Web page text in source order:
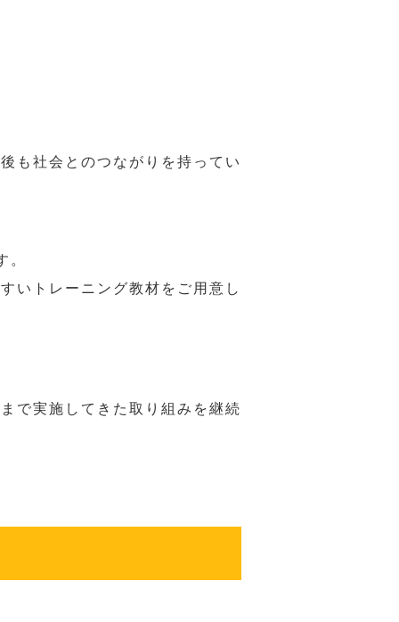
も社会とのつながりを持ってい
。
いトレーニング教材をご用意し
で実施してきた取り組みを継続